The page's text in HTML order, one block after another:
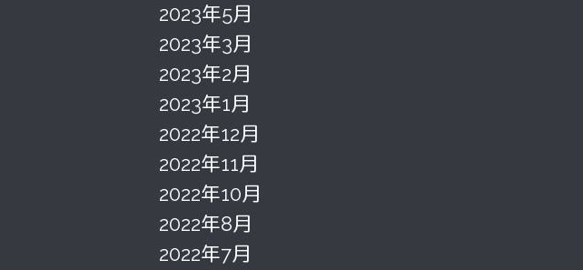
2023年5月
2023年3月
2023年2月
2023年1月
2022年12月
2022年11月
2022年10月
2022年8月
2022年7月